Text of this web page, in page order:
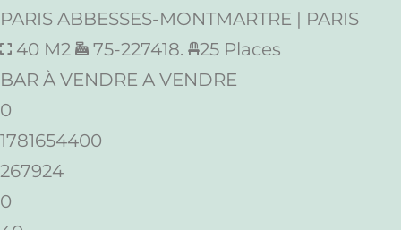
PARIS ABBESSES-MONTMARTRE | PARIS
40 M2
75-227418.
25 Places
BAR À VENDRE A VENDRE
0
1781654400
267924
0